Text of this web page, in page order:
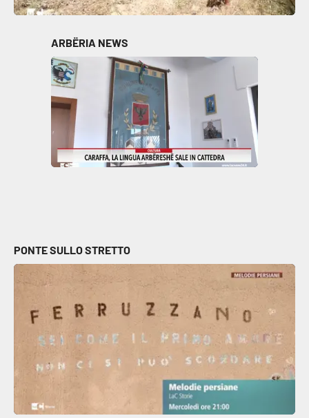
ARBËRIA NEWS
PONTE SULLO STRETTO